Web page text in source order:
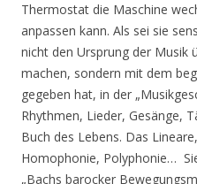
Thermostat die Maschine
anpassen kann. Als sei sie
nicht den Ursprung der Musik
machen, sondern mit dem
gegeben hat, in der
Rhythmen, Lieder, Gesänge,
Buch des Lebens. Das
Homophonie, Polyphonie…
„Bachs barocker